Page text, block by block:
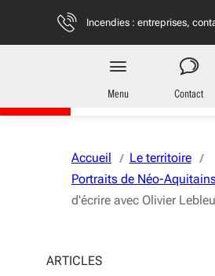
Vous naviguez en mode anonymisé,
Incendies : entreprises,
Région
Nouvelle-Aquitaine
Menu Contact
Accueil
Le territoire
Portraits de Néo-
d'écrire avec Olivier Lebleu
ARTICLES